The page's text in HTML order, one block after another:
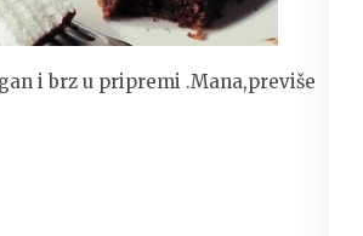
i brz u pripremi .Mana,previše